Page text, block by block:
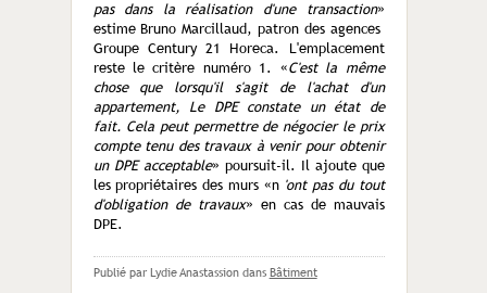
pas dans la réalisation d'une transaction»
estime Bruno Marcillaud, patron des agences
Groupe Century 21 Horeca. L'emplacement
reste le critère numéro 1. «C'est la même
chose que lorsqu'il s'agit de l'achat d'un
appartement, Le DPE constate un état de
fait. Cela peut permettre de négocier le prix
compte tenu des travaux à venir pour obtenir
un DPE acceptable» poursuit-il. Il ajoute que
les propriétaires des murs «n'ont pas du tout
d'obligation de travaux» en cas de mauvais
DPE.
Publié par Lydie Anastassion dans Bâtiment